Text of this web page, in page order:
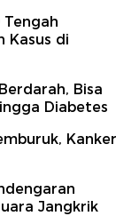
Tengah
Kasus di
Bisa
Diabetes
Kanker
Jangkrik